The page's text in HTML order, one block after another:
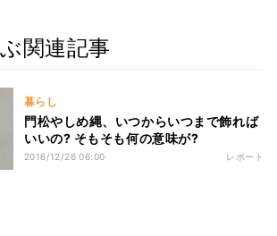
関連記事
暮らし
門松やしめ縄、いつからいつまで飾れば
いいの? そもそも何の意味が?
2016/12/26 06:00 レポート